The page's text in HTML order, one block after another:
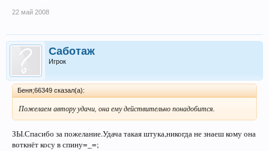
22 май 2008
Саботаж
Игрок
Беня;66349 сказал(а):
Пожелаем автору удачи, она ему действительно понадобится.
ЗЫ.Спасибо за пожелание.Удача такая штука,никогда не знаеш кому она
воткнёт косу в спину=_=;